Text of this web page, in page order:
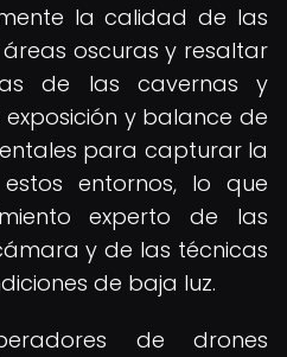
la calidad de las
oscuras y resaltar
de las cavernas y
exposición y balance de
para capturar la
entornos, lo que
experto de las
y de las técnicas
de baja luz.
de drones